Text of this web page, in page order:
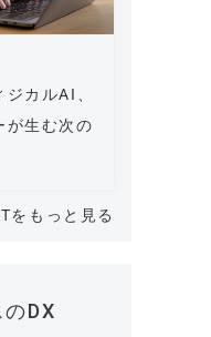
カルAI、
が生む次の
をもっと見る
DX